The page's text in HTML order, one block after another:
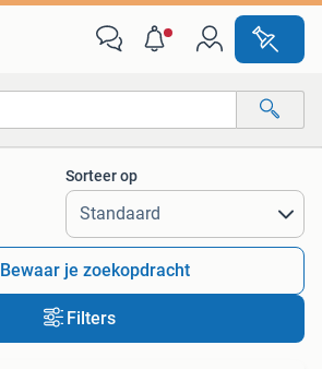
Alle afstanden…
Sorteer op
Bewaar je zoekopdracht
Filters